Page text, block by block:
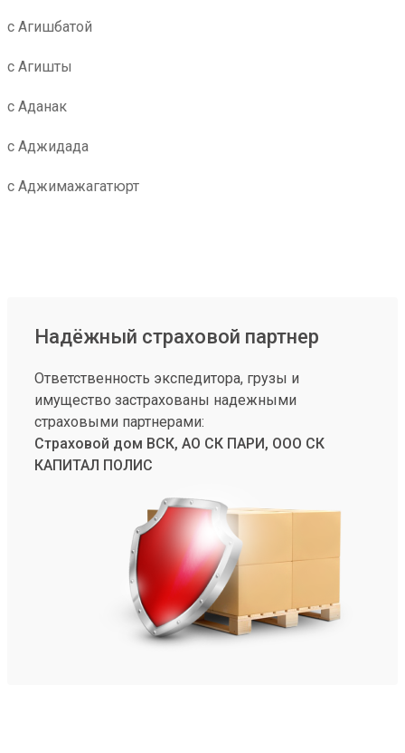
с Агишбатой
с Агишты
с Аданак
с Аджидада
с Аджимажагатюрт
Надёжный страховой партнер
Ответственность экспедитора, грузы и
имущество застрахованы надежными
страховыми партнерами:
Страховой дом ВСК, АО СК ПАРИ, ООО СК
КАПИТАЛ ПОЛИС